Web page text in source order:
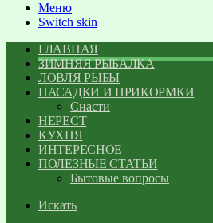
Меню
Switch skin
ГЛАВНАЯ
ЗИМНЯЯ РЫБАЛКА
ЛОВЛЯ РЫБЫ
НАСАДКИ И ПРИКОРМКИ
Снасти
НЕРЕСТ
КУХНЯ
ИНТЕРЕСНОЕ
ПОЛЕЗНЫЕ СТАТЬИ
Бытовые вопросы
Искать